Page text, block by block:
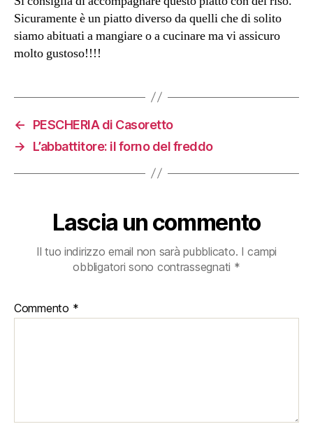
Sicuramente è un piatto diverso da quelli che di solito
siamo abituati a mangiare o a cucinare ma vi assicuro
molto gustoso!!!!
←
PESCHERIA di Casoretto
→
L’abbattitore: il forno del freddo
Lascia un commento
Il tuo indirizzo email non sarà pubblicato. I campi
obbligatori sono contrassegnati *
Commento *